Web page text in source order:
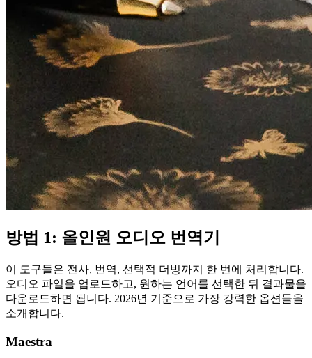
방법 1: 올인원 오디오 번역기
이 도구들은 전사, 번역, 선택적 더빙까지 한 번에 처리합니다.
오디오 파일을 업로드하고, 원하는 언어를 선택한 뒤 결과물을
다운로드하면 됩니다. 2026년 기준으로 가장 강력한 옵션들을
소개합니다.
Maestra